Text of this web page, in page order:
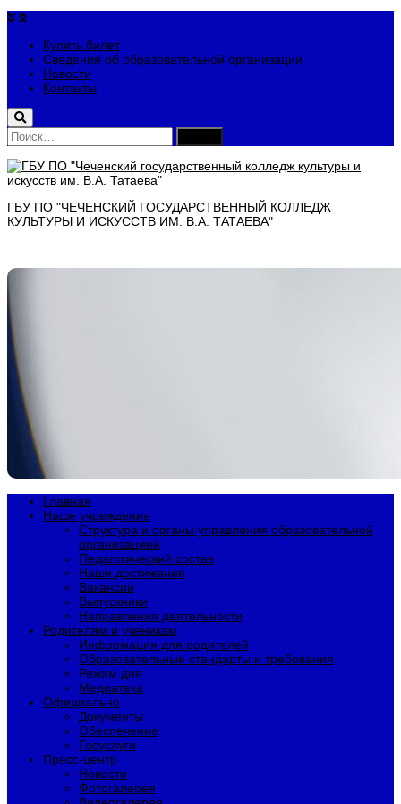
Купить билет
Сведения об образовательной организации
Новости
Контакты
Найти:
ГБУ ПО "ЧЕЧЕНСКИЙ ГОСУДАРСТВЕННЫЙ КОЛЛЕДЖ
КУЛЬТУРЫ И ИСКУССТВ ИМ. В.А. ТАТАЕВА"
Главная
Наше учреждение
Структура и органы управления образовательной
организацией
Педагогический состав
Наши достижения
Вакансии
Выпускники
Направления деятельности
Родителям и ученикам
Информация для родителей
Образовательные стандарты и требования
Режим дня
Медиатека
Официально
Документы
Обеспечение
Госуслуги
Пресс-центр
Новости
Фотогалерея